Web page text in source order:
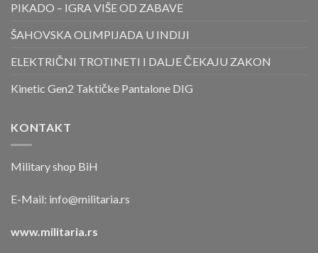
PIKADO – IGRA VIŠE OD ZABAVE
ŠAHOVSKA OLIMPIJADA U INDIJI
ELEKTRIČNI TROTINETI I DALJE ČEKAJU ZAKON
Kinetic Gen2 Taktičke Pantalone DIG
KONTAKT
Military shop BiH
E-Mail: info@militaria.rs
www.militaria.rs